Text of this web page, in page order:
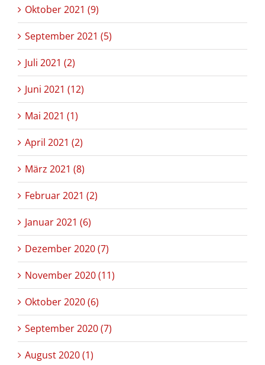
Oktober 2021 (9)
September 2021 (5)
Juli 2021 (2)
Juni 2021 (12)
Mai 2021 (1)
April 2021 (2)
März 2021 (8)
Februar 2021 (2)
Januar 2021 (6)
Dezember 2020 (7)
November 2020 (11)
Oktober 2020 (6)
September 2020 (7)
August 2020 (1)